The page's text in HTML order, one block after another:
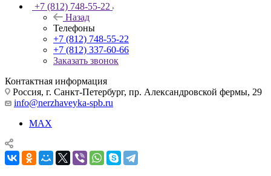
+7 (812) 748-55-22
Назад
Телефоны
+7 (812) 748-55-22
+7 (812) 337-60-66
Заказать звонок
Контактная информация
Россия, г. Санкт-Петербург, пр. Александровской фермы, 29
info@nerzhaveyka-spb.ru
MAX